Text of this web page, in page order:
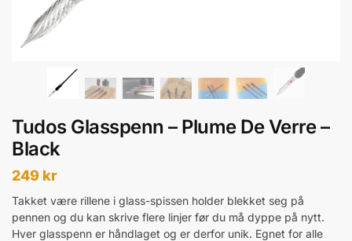
Tudos Glasspenn – Plume De Verre –
Black
249 kr
Takket være rillene i glass-spissen holder blekket seg på
pennen og du kan skrive flere linjer før du må dyppe på nytt.
Hver glasspenn er håndlaget og er derfor unik. Egnet for alle